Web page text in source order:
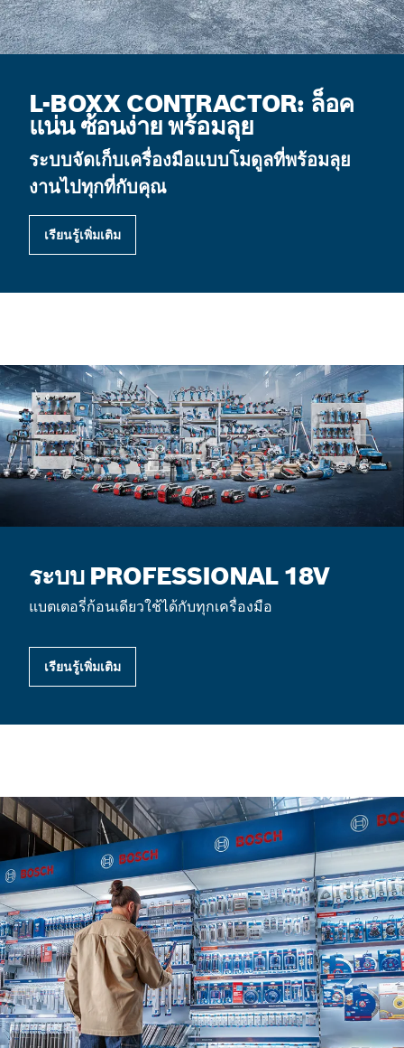
L-BOXX CONTRACTOR: ล็อค
แน่น ซ้อนง่าย พร้อมลุย
ระบบจัดเก็บเครื่องมือแบบโมดูลที่พร้อมลุย
งานไปทุกที่กับคุณ
เรียนรู้เพิ่มเติม
ระบบ PROFESSIONAL 18V
แบตเตอรี่ก้อนเดียวใช้ได้กับทุกเครื่องมือ
เรียนรู้เพิ่มเติม